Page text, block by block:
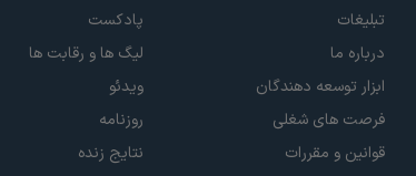
تبلیغات
درباره ما
ابزار توسعه دهندگان
فرصت های شغلی
قوانین و مقررات
پادکست
لیگ ها و رقابت ها
ویدئو
روزنامه
نتایج زنده